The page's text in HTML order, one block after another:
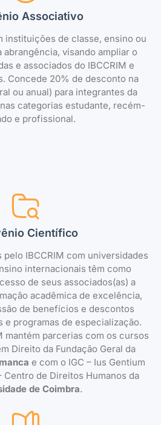
Associativo
instituições de classe, ensino ou
visando ampliar o
e associados do IBCCRIM e
Concede 20% de desconto na
ou anual) para integrantes da
categorias estudante, recém-
e profissional.
Científico
IBCCRIM com universidades
internacionais têm como
de seus associados(as) a
acadêmica de excelência,
de benefícios e descontos
e programas de especialização.
mantém parcerias com os cursos
Direito da Fundação Geral da
e com o IGC – Ius Gentium
Centro de Direitos Humanos da
de Coimbra.